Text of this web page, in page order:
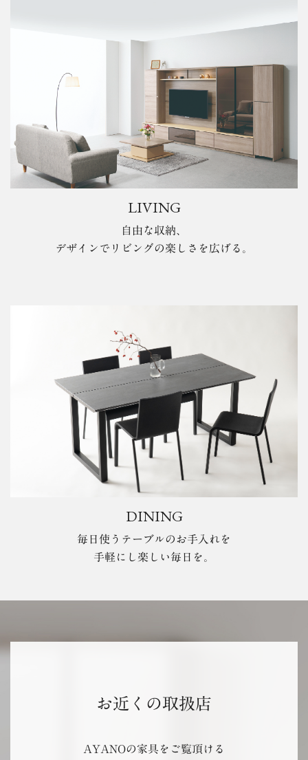
LIVING
自由な収納、
デザインでリビングの楽しさを広げる。
DINING
毎日使うテーブルのお手入れを
手軽にし楽しい毎日を。
お近くの取扱店
AYANOの家具をご覧頂ける